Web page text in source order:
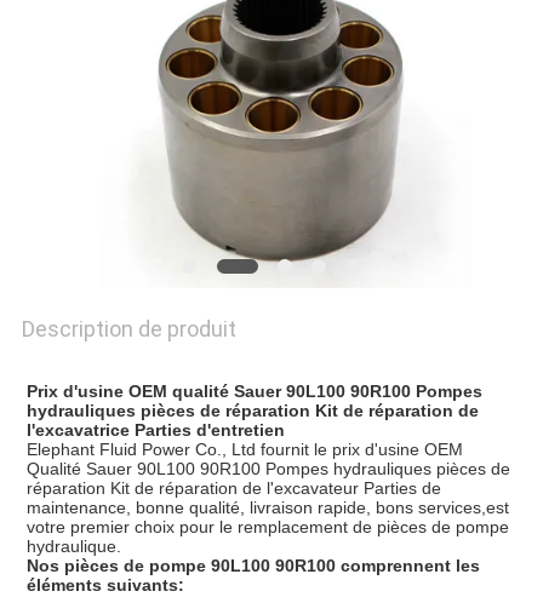
Description de produit
Prix d'usine OEM qualité Sauer 90L100 90R100 Pompes
hydrauliques pièces de réparation Kit de réparation de
l'excavatrice Parties d'entretien
Elephant Fluid Power Co., Ltd fournit le prix d'usine OEM
Qualité Sauer 90L100 90R100 Pompes hydrauliques pièces de
réparation Kit de réparation de l'excavateur Parties de
maintenance, bonne qualité, livraison rapide, bons services,est
votre premier choix pour le remplacement de pièces de pompe
hydraulique.
Nos pièces de pompe 90L100 90R100 comprennent les
éléments suivants: